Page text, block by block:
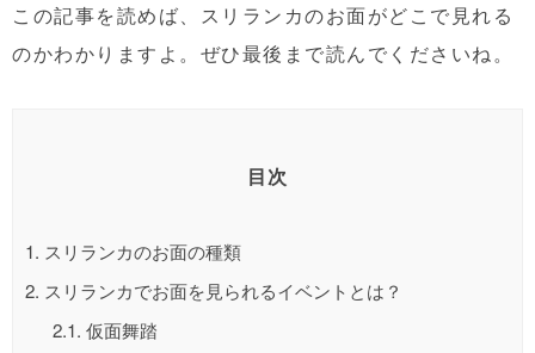
この記事を読めば、スリランカのお面がどこで見れる
のかわかりますよ。ぜひ最後まで読んでくださいね。
目次
1. スリランカのお面の種類
2. スリランカでお面を見られるイベントとは？
2.1. 仮面舞踏